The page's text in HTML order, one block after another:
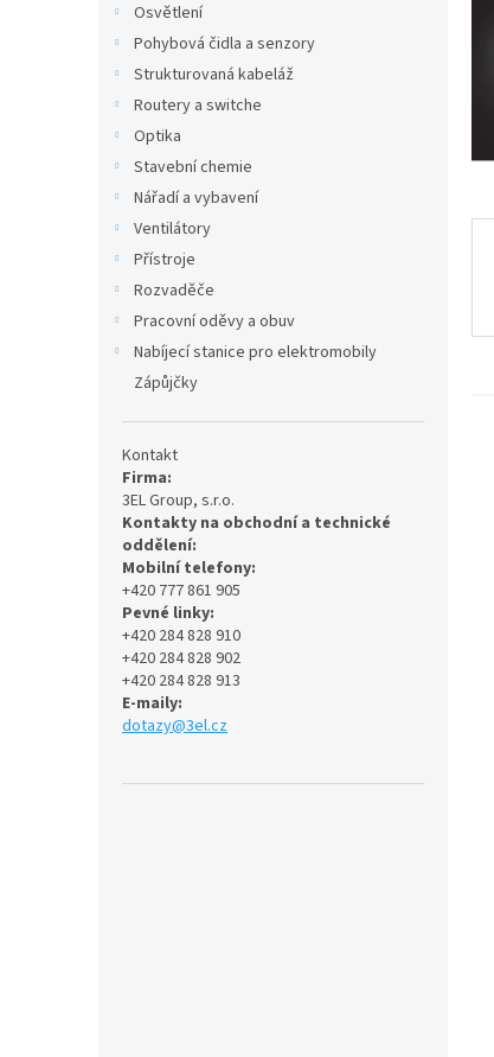
Osvětlení
Pohybová čidla a senzory
Strukturovaná kabeláž
Routery a switche
Optika
Stavební chemie
Nářadí a vybavení
Ventilátory
Přístroje
Rozvaděče
Pracovní oděvy a obuv
Nabíjecí stanice pro elektromobily
Zápůjčky
Kontakt
Firma:
3EL Group, s.r.o.
Kontakty na obchodní a technické
oddělení:
Mobilní telefony:
+420 777 861 905
Pevné linky:
+420 284 828 910
+420 284 828 902
+420 284 828 913
E-maily:
dotazy@3el.cz